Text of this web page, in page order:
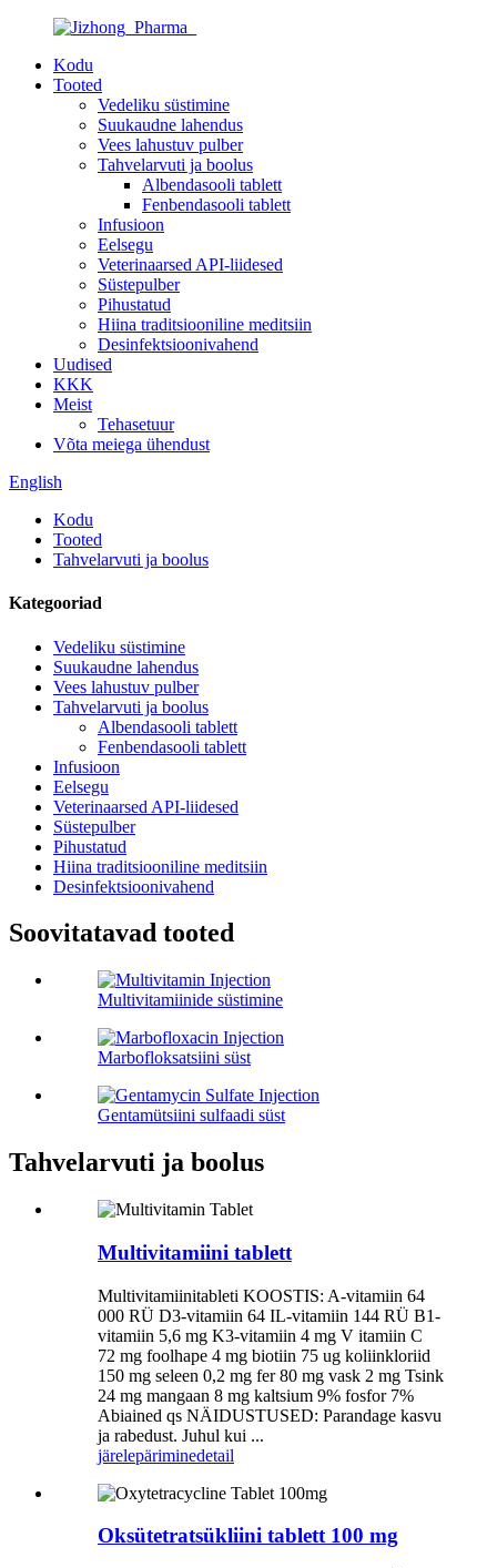
Kodu
Tooted
Vedeliku süstimine
Suukaudne lahendus
Vees lahustuv pulber
Tahvelarvuti ja boolus
Albendasooli tablett
Fenbendasooli tablett
Infusioon
Eelsegu
Veterinaarsed API-liidesed
Süstepulber
Pihustatud
Hiina traditsiooniline meditsiin
Desinfektsioonivahend
Uudised
KKK
Meist
Tehasetuur
Võta meiega ühendust
English
Kodu
Tooted
Tahvelarvuti ja boolus
Kategooriad
Vedeliku süstimine
Suukaudne lahendus
Vees lahustuv pulber
Tahvelarvuti ja boolus
Albendasooli tablett
Fenbendasooli tablett
Infusioon
Eelsegu
Veterinaarsed API-liidesed
Süstepulber
Pihustatud
Hiina traditsiooniline meditsiin
Desinfektsioonivahend
Soovitatavad tooted
Multivitamiinide süstimine
Marbofloksatsiini süst
Gentamütsiini sulfaadi süst
Tahvelarvuti ja boolus
Multivitamiini tablett
Multivitamiinitableti KOOSTIS: A-vitamiin 64
000 RÜ D3-vitamiin 64 IL-vitamiin 144 RÜ B1-
vitamiin 5,6 mg K3-vitamiin 4 mg V itamiin C
72 mg foolhape 4 mg biotiin 75 ug koliinkloriid
150 mg seleen 0,2 mg fer 80 mg vask 2 mg Tsink
24 mg mangaan 8 mg kaltsium 9% fosfor 7%
Abiained qs NÄIDUSTUSED: Parandage kasvu
ja rabedust. Juhul kui ...
järelepäriminedetail
Oksütetratsükliini tablett 100 mg